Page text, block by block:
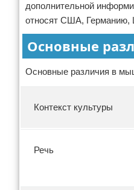
дополнительной
относят США, Германию,
Основные
Основные различия в
Контекст культуры
Речь